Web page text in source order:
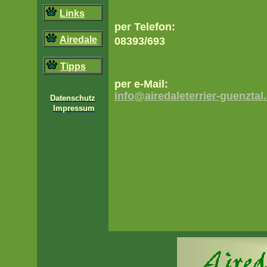
Links
Airedale
Tipps
Datenschutz
Impressum
per Telefon:
08393/693
per e-Mail:
info@airedaleterrier-